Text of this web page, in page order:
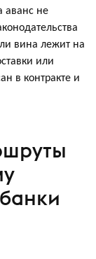
аванс не
вина лежит на
или
в контракте и